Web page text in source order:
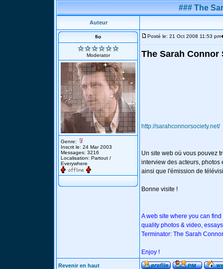
### The
Auteur
fio
Moderator
Genre:
Inscrit le: 24 Mar 2003
Messages: 3216
Localisation: Partout /
Everywhere
Posté le: 21 Oct 2008 11:53 pm
The Sarah Connor
http://sarahconnorsociety.net/
Un site web où vous pouvez
interview des acteurs, photos
ainsi que l'émission de
Bonne visite !
A web site where you can
quality photos & video,
Terminator: The Sarah
Enjoy !
Revenir en haut